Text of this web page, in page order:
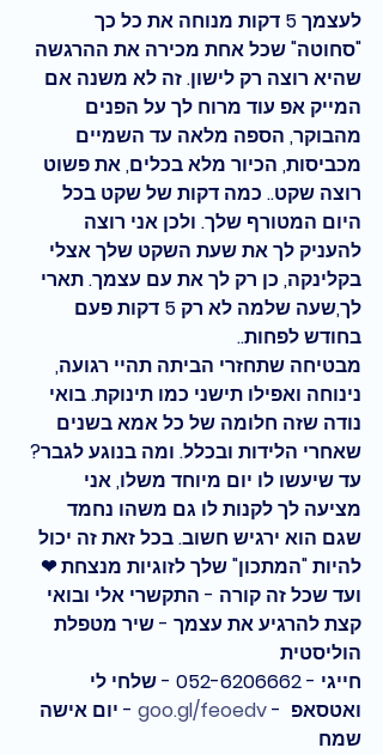
לעצמך 5 דקות מנוחה את כל כך
"סחוטה" שכל אחת מכירה את ההרגשה
שהיא רוצה רק לישון. זה לא משנה אם
המייק אפ עוד מרוח לך על הפנים
מהבוקר, הספה מלאה עד השמיים
מכביסות, הכיור מלא בכלים, את פשוט
רוצה שקט.. כמה דקות של שקט בכל
היום המטורף שלך. ולכן אני רוצה
להעניק לך את שעת השקט שלך אצלי
בקלינקה, כן רק לך את עם עצמך. תארי
לך,שעה שלמה לא רק 5 דקות פעם
בחודש לפחות..
מבטיחה שתחזרי הביתה תהיי רגועה,
נינוחה ואפילו תישני כמו תינוקת. בואי
נודה שזה חלומה של כל אמא בשנים
שאחרי הלידות ובכלל. ומה בנוגע לגבר?
עד שיעשו לו יום מיוחד משלו, אני
מציעה לך לקנות לו גם משהו נחמד
שגם הוא ירגיש חשוב. בכל זאת זה יכול
להיות "המתכון" שלך לזוגיות מנצחת ❤
ועד שכל זה קורה - התקשרי אלי ובואי
קצת להרגיע את עצמך - שיר מטפלת
הוליסטית
חייגי - 052-6206662 - שלחי לי
ואטסאפ  - goo.gl/feoedv - יום אישה
שמח